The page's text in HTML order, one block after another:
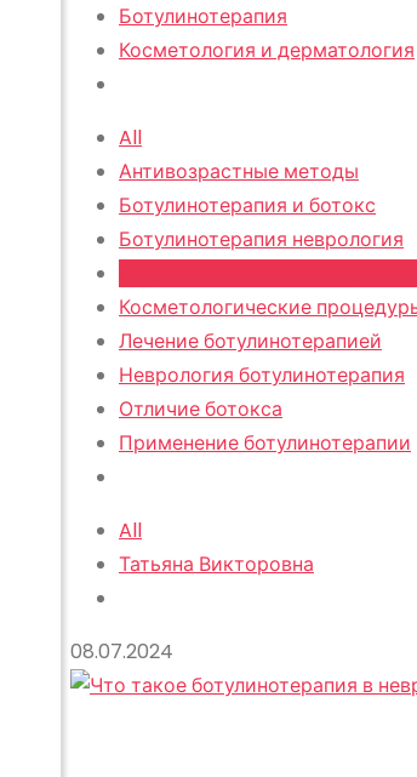
Ботулинотерапия
Косметология и дерматология
All
Антивозрастные методы
Ботулинотерапия и ботокс
Ботулинотерапия неврология
Косметологические
Лечение ботулинотерапией
Неврология ботулинотерапия
Отличие ботокса
Применение ботулинотерапии
All
Татьяна Викторовна
08.07.2024